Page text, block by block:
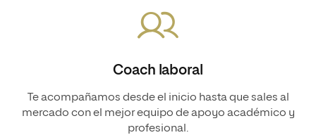
Coach laboral
Te acompañamos desde el inicio hasta que sales al
mercado con el mejor equipo de apoyo académico y
profesional.